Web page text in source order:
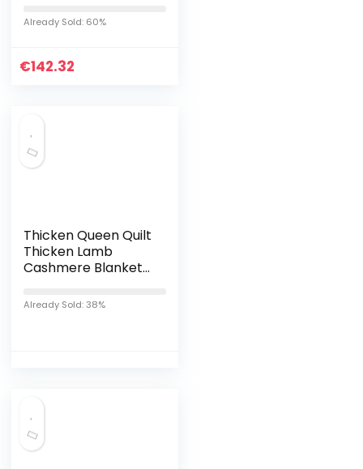
bescherming
afschrikkende
bed…
Already Sold: 60%
€142.32
Thicken Queen Quilt
Thicken Lamb
Cashmere Blanket
Winter Soft Warm
Bed Comforter For
Already Sold: 38%